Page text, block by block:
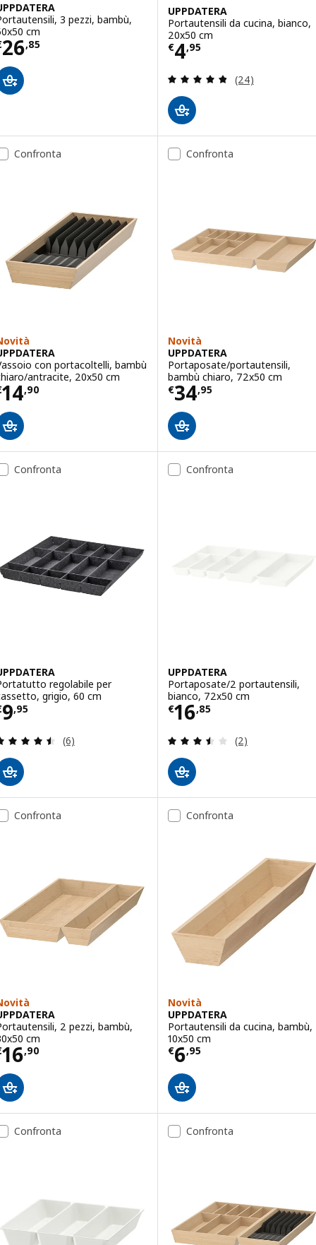
3 pezzi, bambù,
cm
26,85 € 26,85
UPPDATERA
Portautensili da cucina, bianco,
20x50 cm
€4,95
Prezzo € 4,95
Recensione:
(24)
Confronta
con portacoltelli, bambù
antracite, 20x50 cm
14,90 € 14,90
Confronta
Novità
UPPDATERA
Portaposate/portautensili,
bambù chiaro, 72x50 cm
€34,95
Prezzo € 34,95
Confronta
regolabile per
grigio, 60 cm
9,95 € 9,95
Recensione: 4.5 fuori da 5 stelle. Totale
(6)
Confronta
UPPDATERA
Portaposate/2 portautensili,
bianco, 72x50 cm
€16,85
Prezzo € 16,85
Recensione:
(2)
Confronta
2 pezzi, bambù,
cm
16,90 € 16,90
Confronta
Novità
UPPDATERA
Portautensili da cucina, bambù,
10x50 cm
€6,95
Prezzo € 6,95
Confronta Confronta